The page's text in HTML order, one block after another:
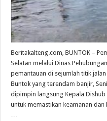
Beritakalteng.com, BUNTOK –
Selatan melalui Dinas
pemantauan di sejumlah titik
Buntok yang terendam banjir,
dipimpin langsung Kepala
untuk memastikan keamanan